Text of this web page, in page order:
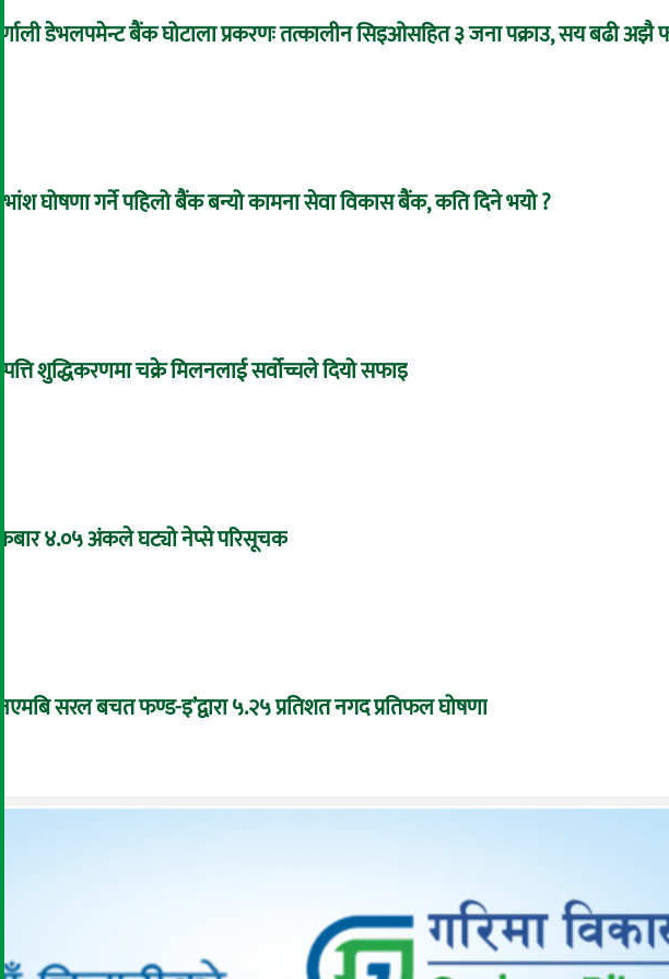
कर्णाली डेभलपमेन्ट बैंक घोटाला प्रकरणः तत्कालीन सिइओसहित ३ जना पक्राउ, सय बढी अझै
लाभांश घोषणा गर्ने पहिलो बैंक बन्यो कामना सेवा विकास बैंक, कति दिने भयो ?
सम्पत्ति शुद्धिकरणमा चक्रे मिलनलाई सर्वोच्चले दियो सफाइ
शुक्रबार ४.०५ अंकले घट्यो नेप्से परिसूचक
‘एनएमबि सरल बचत फण्ड-इ’द्वारा ५.२५ प्रतिशत नगद प्रतिफल घोषणा